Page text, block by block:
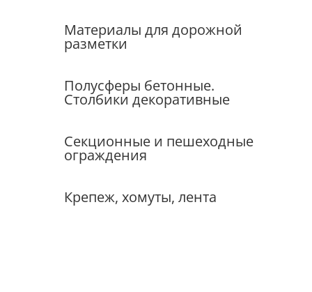
Материалы для дорожной
разметки
Полусферы бетонные.
Столбики декоративные
Секционные и пешеходные
ограждения
Крепеж, хомуты, лента